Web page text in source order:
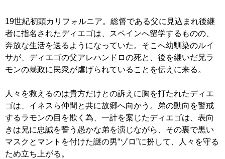
19世紀初頭カリフォルニア。総督である父に見込まれ後継
者に指名されたディエゴは、スペインへ留学するものの、
奔放な生活を送るようになっていた。そこへ幼馴染のルイ
サが、ディエゴの父アレハンドロの死と、後を継いだ兄ラ
モンの暴政に民衆が虐げられていることを伝えに来る。
人々を救えるのは貴方だけとの訴えに胸を打たれたディエ
ゴは、イネスら仲間と共に故郷へ向かう。弟の動向を警戒
するラモンの目を欺く為、一計を案じたディエゴは、表向
きは兄に忠誠を誓う愚かな弟を演じながら、その裏で黒い
マスクとマントを付けた謎の男“ゾロ”に扮して、人々を守る
ため立ち上がる。